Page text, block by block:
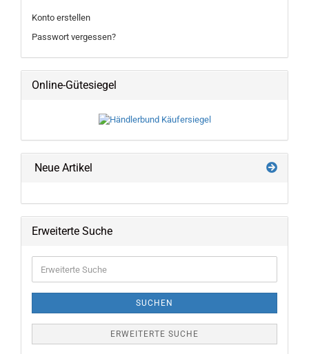
Konto erstellen
Passwort vergessen?
Online-Gütesiegel
Neue Artikel
Erweiterte Suche
Suche
SUCHEN
ERWEITERTE SUCHE